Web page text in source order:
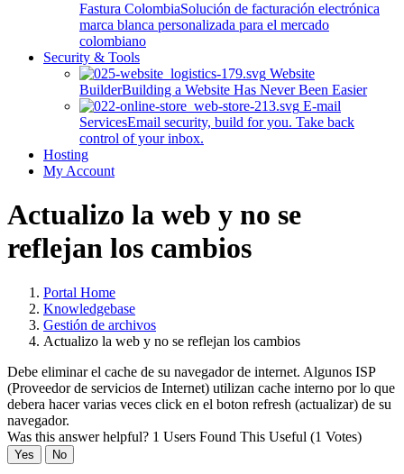
Fastura ColombiaSolución de facturación electrónica
marca blanca personalizada para el mercado
colombiano
Security & Tools
Website
BuilderBuilding a Website Has Never Been Easier
E-mail
ServicesEmail security, build for you. Take back
control of your inbox.
Hosting
My Account
Actualizo la web y no se
reflejan los cambios
Portal Home
Knowledgebase
Gestión de archivos
Actualizo la web y no se reflejan los cambios
Debe eliminar el cache de su navegador de internet. Algunos ISP
(Proveedor de servicios de Internet) utilizan cache interno por lo que
debera hacer varias veces click en el boton refresh (actualizar) de su
navegador.
Was this answer helpful? 1 Users Found This Useful (1 Votes)
Yes No